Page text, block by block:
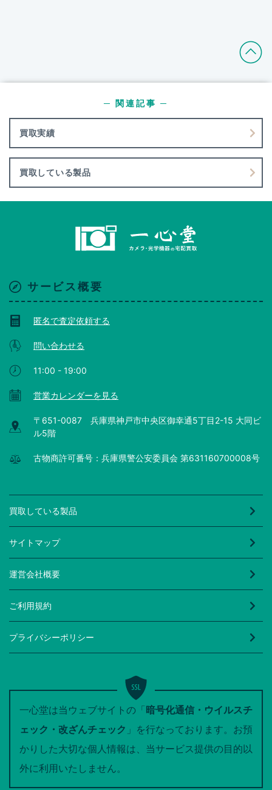
買取実績
─ 関連記事 ─
買取している製品
サービス概要
匿名で査定依頼する
問い合わせる
11:00 - 19:00
営業カレンダーを見る
〒651-0087 兵庫県神戸市中央区御幸通5丁目2-15 大同ビ
ル5階
古物商許可番号：兵庫県警公安委員会 第631160700008号
買取している製品
サイトマップ
運営会社概要
ご利用規約
プライバシーポリシー
一心堂は当ウェブサイトの「暗号化通信・ウイルスチ
ェック・改ざんチェック 」を行なっております。お預
かりした大切な個人情報は、当サービス提供の目的以
外に利用いたしません。